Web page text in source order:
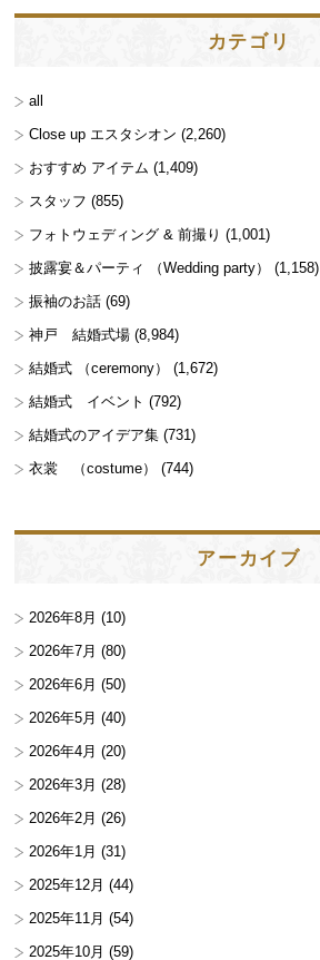
カテゴリ
all
Close up エスタシオン (2,260)
おすすめ アイテム (1,409)
スタッフ (855)
フォトウェディング & 前撮り (1,001)
披露宴＆パーティ （Wedding party）
(1,158)
振袖のお話 (69)
神戸 結婚式場 (8,984)
結婚式 （ceremony）
(1,672)
結婚式 イベント (792)
結婚式のアイデア集 (731)
衣裳 （costume）
(744)
アーカイブ
2026年8月 (10)
2026年7月 (80)
2026年6月 (50)
2026年5月 (40)
2026年4月 (20)
2026年3月 (28)
2026年2月 (26)
2026年1月 (31)
2025年12月 (44)
2025年11月 (54)
2025年10月 (59)